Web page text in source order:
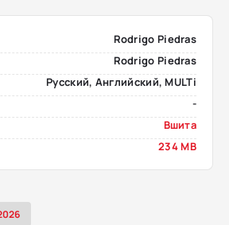
Rodrigo Piedras
Rodrigo Piedras
Русский, Английский, MULTi
-
Вшита
234 MB